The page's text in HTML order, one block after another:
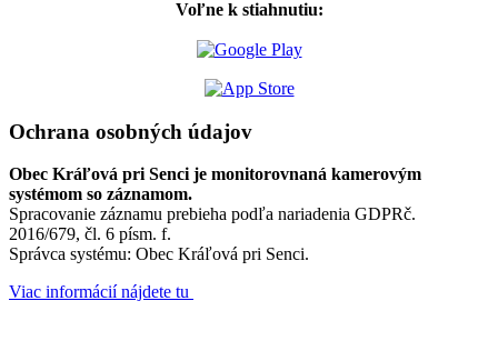
Voľne k stiahnutiu:
Ochrana osobných údajov
Obec Kráľová pri Senci je monitorovnaná kamerovým
systémom so záznamom.
Spracovanie záznamu prebieha podľa nariadenia GDPRč.
2016/679, čl. 6 písm. f.
Správca systému: Obec Kráľová pri Senci.
Viac informácií nájdete tu